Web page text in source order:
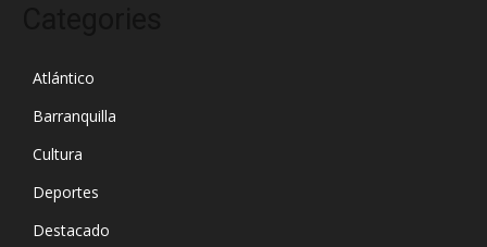
Atlántico
Barranquilla
Cultura
Deportes
Destacado